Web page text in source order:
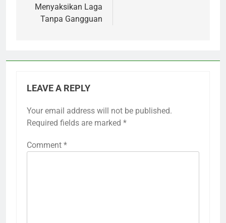
Menyaksikan Laga
Tanpa Gangguan
LEAVE A REPLY
Your email address will not be published.
Required fields are marked *
Comment *